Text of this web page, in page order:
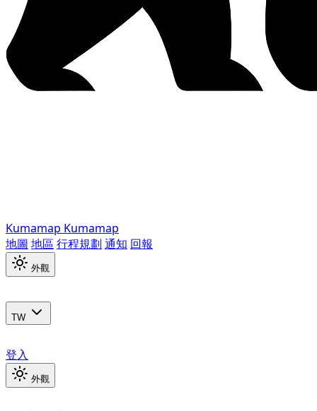
Kumamap Kumamap
地圖 地區 行程規劃 通知 回報
外觀
TW
登入
外觀